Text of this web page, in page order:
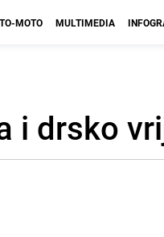
MOTO MULTIMEDIA
i drsko